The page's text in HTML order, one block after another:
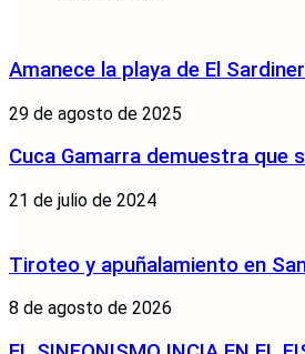
Amanece la playa de El
29 de agosto de 2025
Cuca Gamarra demuestra que
21 de julio de 2024
Tiroteo y apuñalamiento en
8 de agosto de 2026